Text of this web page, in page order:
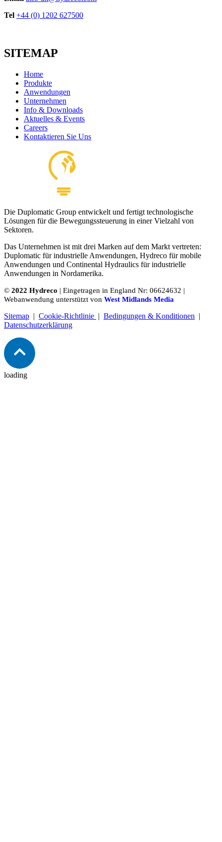
Tel +44 (0) 1202 627500
SITEMAP
Home
Produkte
Anwendungen
Unternehmen
Info & Downloads
Aktuelles & Events
Careers
Kontaktieren Sie Uns
Die Duplomatic Group entwickelt und fertigt technologische
Lösungen für die Bewegungssteuerung in einer Vielzahl von
Sektoren.
Das Unternehmen ist mit drei Marken auf dem Markt vertreten:
Duplomatic für industrielle Anwendungen, Hydreco für mobile
Anwendungen und Continental Hydraulics für industrielle
Anwendungen in Nordamerika.
© 2022 Hydreco | Eingetragen in England Nr: 06624632 |
Webanwendung unterstützt von West Midlands Media
Sitemap | Cookie-Richtlinie | Bedingungen & Konditionen |
Datenschutzerklärung
loading